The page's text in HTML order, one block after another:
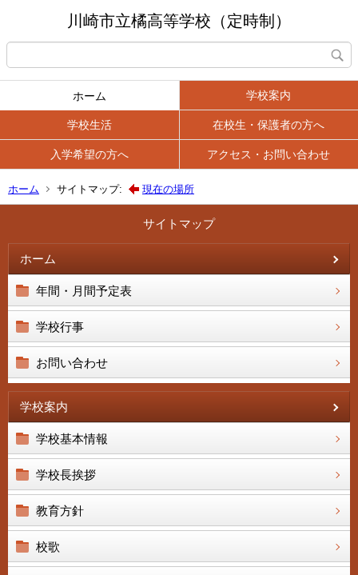
川崎市立橘高等学校（定時制）
ホーム 学校案内
学校生活 在校生・保護者の方へ
入学希望の方へ アクセス・お問い合わせ
ホーム サイトマップ: 現在の場所
サイトマップ
ホーム
年間・月間予定表
学校行事
お問い合わせ
学校案内
学校基本情報
学校長挨拶
教育方針
校歌